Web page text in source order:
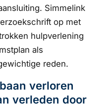
Simmelink
op met
hulpverlening
als
reden.
verloren
verleden door